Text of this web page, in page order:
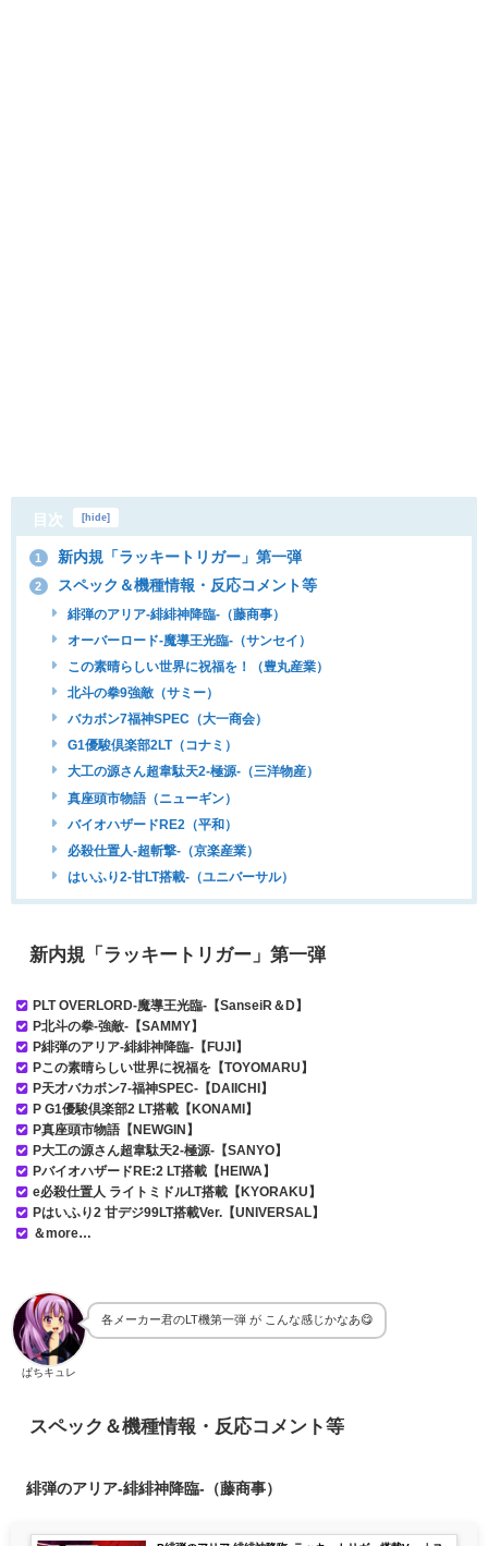
目次 hide
1 新内規「ラッキートリガー」第一弾
2 スペック＆機種情報・反応コメント等
緋弾のアリア-緋緋神降臨-（藤商事）
オーバーロード-魔導王光臨-（サンセイ）
この素晴らしい世界に祝福を！（豊丸産業）
北斗の拳9強敵（サミー）
バカボン7福神SPEC（大一商会）
G1優駿倶楽部2LT（コナミ）
大工の源さん超韋駄天2-極源-（三洋物産）
真座頭市物語（ニューギン）
バイオハザードRE2（平和）
必殺仕置人-超斬撃-（京楽産業）
はいふり2-甘LT搭載-（ユニバーサル）
新内規「ラッキートリガー」第一弾
PLT OVERLORD-魔導王光臨-【SanseiR＆D】
P北斗の拳-強敵-【SAMMY】
P緋弾のアリア-緋緋神降臨-【FUJI】
Pこの素晴らしい世界に祝福を【TOYOMARU】
P天才バカボン7-福神SPEC-【DAIICHI】
P G1優駿倶楽部2 LT搭載【KONAMI】
P真座頭市物語【NEWGIN】
P大工の源さん超韋駄天2-極源-【SANYO】
PバイオハザードRE:2 LT搭載【HEIWA】
e必殺仕置人 ライトミドルLT搭載【KYORAKU】
Pはいふり2 甘デジ99LT搭載Ver.【UNIVERSAL】
＆more…
ぱちキュレ
各メーカー君のLT機第一弾 が こんな感じかなあ😋
スペック＆機種情報・反応コメント等
緋弾のアリア-緋緋神降臨-（藤商事）